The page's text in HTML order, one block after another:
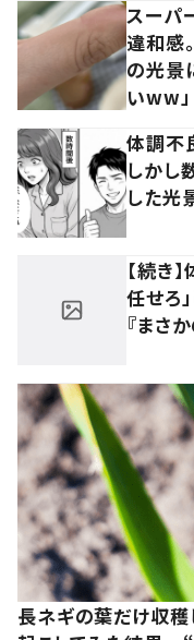
スーパ
違和感
の光景
いww」
体調不
しかし
した光
【続き
任せろ
『まさ
長ネギの葉だけ収